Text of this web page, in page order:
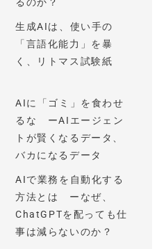
るのか？
生成AIは、使い手の
「言語化能力」を暴
く、リトマス試験紙
AIに「ゴミ」を食わせ
るな ーAIエージェン
トが賢くなるデータ、
バカになるデータ
AIで業務を自動化する
方法とは ーなぜ、
ChatGPTを配っても仕
事は減らないのか？